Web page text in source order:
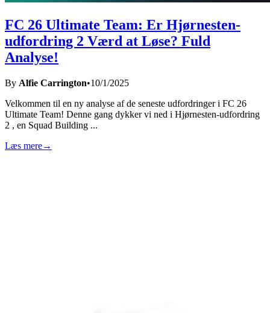
FC 26 Ultimate Team: Er Hjørnesten-
udfordring 2 Værd at Løse? Fuld
Analyse!
By Alfie Carrington•10/1/2025
Velkommen til en ny analyse af de seneste udfordringer i FC 26
Ultimate Team! Denne gang dykker vi ned i Hjørnesten-udfordring
2 , en Squad Building ...
Læs mere→